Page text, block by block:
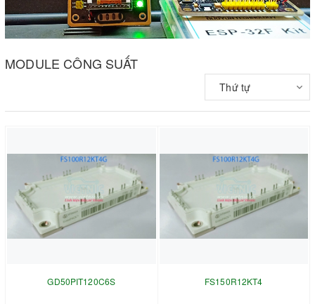
MODULE CÔNG SUẤT
Thứ tự
GD50PIT120C6S FS150R12KT4